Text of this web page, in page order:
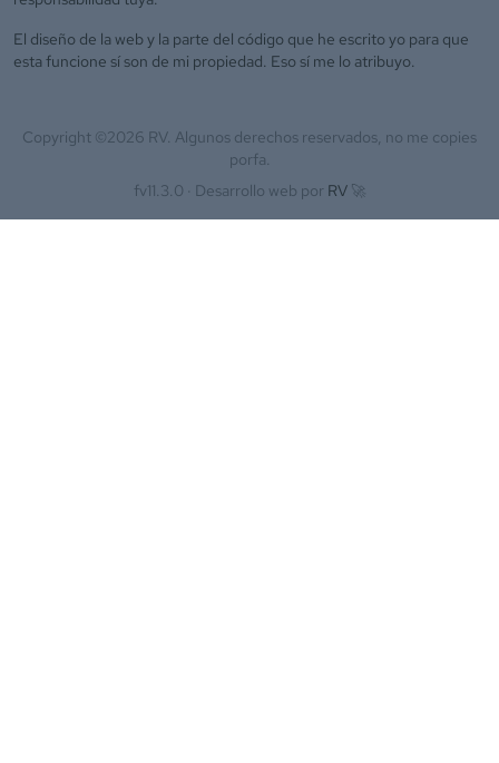
El diseño de la web y la parte del código que he escrito yo para que
esta funcione sí son de mi propiedad. Eso sí me lo atribuyo.
Copyright ©2026 RV. Algunos derechos reservados, no me copies
porfa.
fv11.3.0 · Desarrollo web por RV 🚀